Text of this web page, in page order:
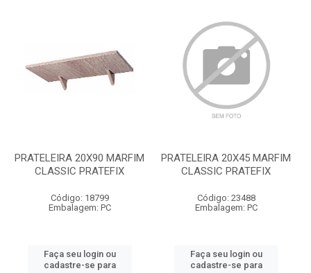
PRATELEIRA 20X90 MARFIM
CLASSIC PRATEFIX
Código: 18799
Embalagem: PC
Faça seu login ou
cadastre-se para
PRATELEIRA 20X45 MARFIM
CLASSIC PRATEFIX
Código: 23488
Embalagem: PC
Faça seu login ou
cadastre-se para